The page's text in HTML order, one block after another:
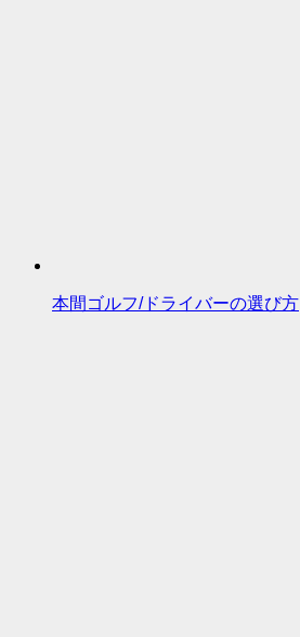
本間ゴルフ/ドライバーの選び方